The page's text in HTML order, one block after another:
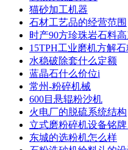
猫砂加工机器
石材工艺品的经营范围
时产90方珍珠岩石料
15TPH工业磨机方解
水稳破除套什么定额
蓝晶石什么价位i
常州-粉碎机械
600目悬辊粉沙机
火电厂的脱硫系统结构
立式磨粉碎机设备铭
东城的选粉机怎么样